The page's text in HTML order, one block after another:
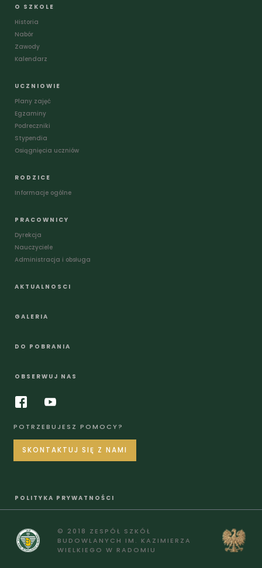
O SZKOLE
Historia
Nabór
Zawody
Kalendarz
UCZNIOWIE
Plany zajęć
Egzaminy
Podreczniki
Stypendia
Osiągnięcia uczniów
RODZICE
Informacje ogólne
PRACOWNICY
Dyrekcja
Nauczyciele
Administracja i obsługa
AKTUALNOSCI
GALERIA
DO POBRANIA
OBSERWUJ NAS
POTRZEBUJESZ POMOCY?
SKONTAKTUJ SIĘ Z NAMI
POLITYKA PRYWATNOŚCI
© 2018 ZESPÓŁ SZKÓŁ
BUDOWLANYCH IM. KAZIMIERZA
WIELKIEGO W RADOMIU